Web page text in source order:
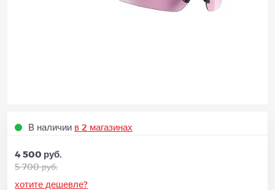
В наличии в 2 магазинах
4 500 руб.
5 700 руб.
хотите дешевле?